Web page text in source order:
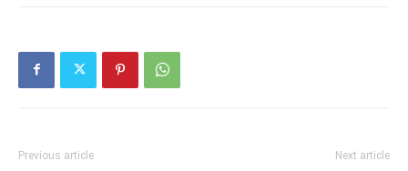
Previous article Next article